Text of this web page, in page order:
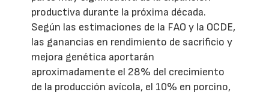
productiva durante la próxima década.
Según las estimaciones de la FAO y la OCDE,
las ganancias en rendimiento de sacrificio y
mejora genética aportarán
aproximadamente el 28% del crecimiento
de la producción avícola, el 10% en porcino,